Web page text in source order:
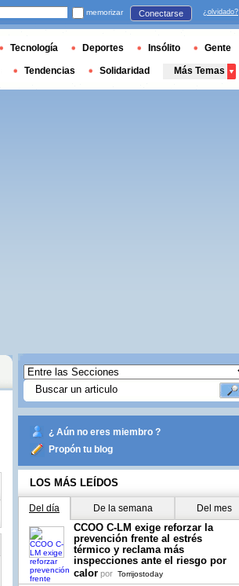
¿ Aún no eres miembro ?
Propón tu blog
LOS MÁS LEÍDOS
Del día De la semana Del mes
CCOO C-LM exige reforzar la
prevención frente al estrés
térmico y reclama más
inspecciones ante el riesgo por
calor por Torrijostoday
memorizar Conectarse ¿olvidado?
Tecnología Deportes Insólito Gente
Tendencias Solidaridad Más Temas